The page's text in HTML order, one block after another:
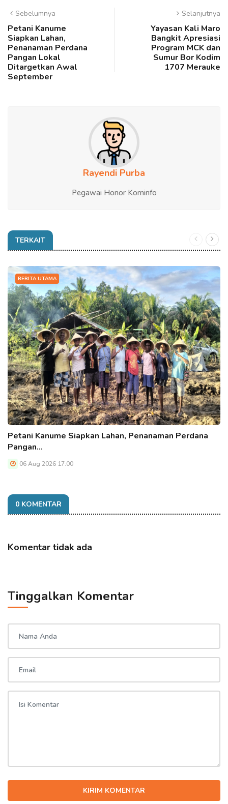
Sebelumnya
Petani Kanume
Siapkan Lahan,
Penanaman Perdana
Pangan Lokal
Ditargetkan Awal
September
Selanjutnya
Yayasan Kali Maro
Bangkit Apresiasi
Program MCK dan
Sumur Bor Kodim
1707 Merauke
Rayendi Purba
Pegawai Honor Kominfo
TERKAIT
BERITA UTAMA
Petani Kanume Siapkan Lahan, Penanaman Perdana
Pangan…
06 Aug 2026 17:00
0 KOMENTAR
Komentar tidak ada
Tinggalkan Komentar
KIRIM KOMENTAR